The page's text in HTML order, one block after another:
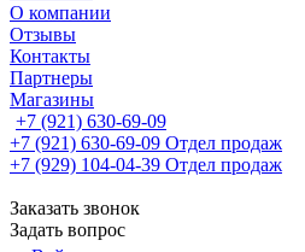
О компании
Отзывы
Контакты
Партнеры
Магазины
+7 (921) 630-69-09
+7 (921) 630-69-09 Отдел продаж
+7 (929) 104-04-39 Отдел продаж
Заказать звонок
Задать вопрос